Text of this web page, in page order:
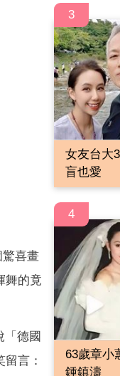
喜畫
舞的竟
「德國
言：
3
女友台大
盲也愛
4
63歲章小
鍾鎮濤